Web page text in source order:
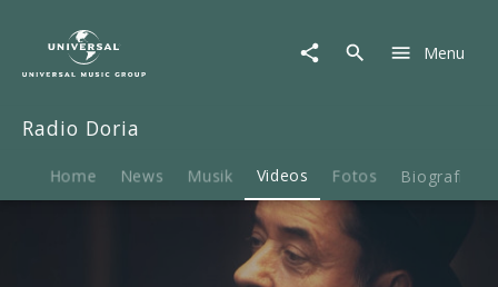
Video
Jeder
(Lyric
Menu
Radio Doria
Home News Musik Videos Fotos Biografie